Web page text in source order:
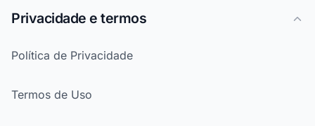
Privacidade e termos
Política de Privacidade
Termos de Uso